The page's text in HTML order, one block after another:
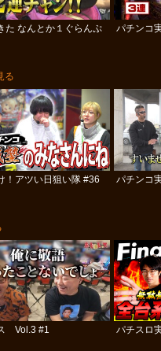
た なんとか１ぐらんぷ
パチンコ
る
！アツい日狙い隊 #36 パチンコ
Vol.3 #1 パチスロ